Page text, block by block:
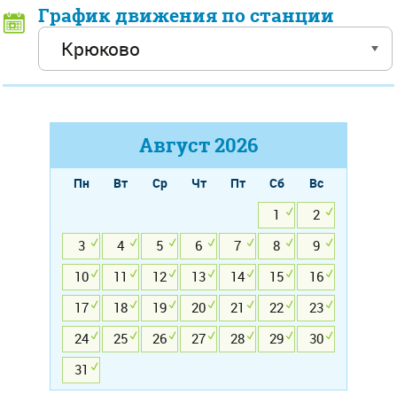
График движения по станции
Август2026
Пн Вт Ср Чт Пт Сб
Вс
1
2
3
4 5 6 7 8
9
10
11 12 13 14 15
16
17
18 19 20 21 22
23
24
25 26 27 28 29
30
31